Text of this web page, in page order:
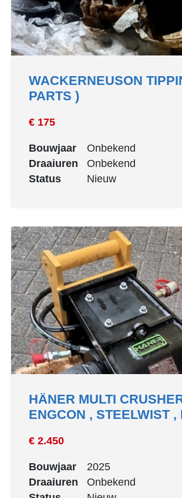
WACKERNEUSON
PARTS )
€ 175
Bouwjaar
Onbekend
Draaiuren
Onbekend
Status
Nieuw
HÄNER MULTI
ENGCON , STEELWIST ,
€ 2.450
Bouwjaar
2025
Draaiuren
Onbekend